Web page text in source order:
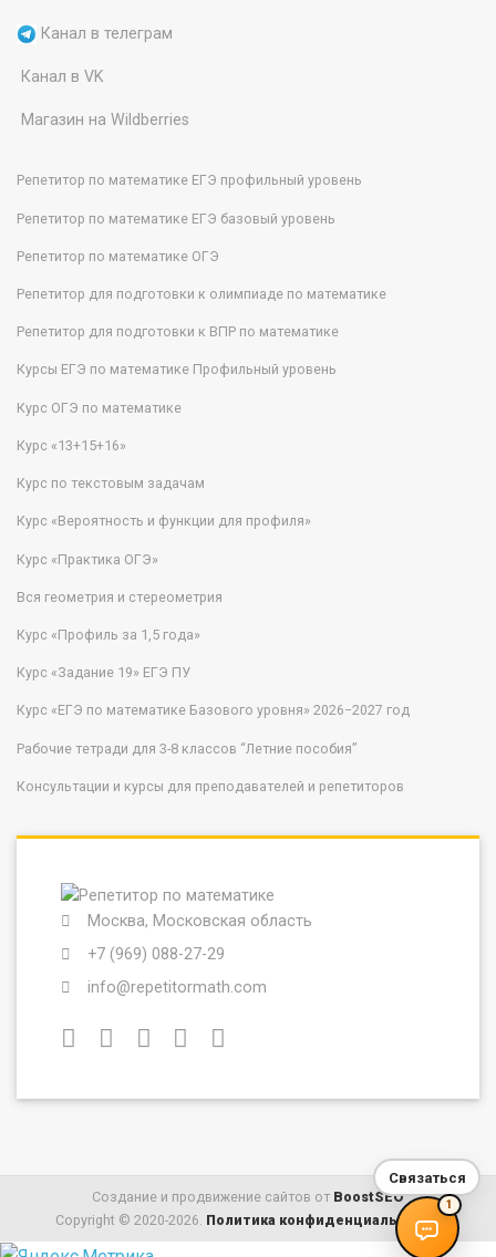
Канал в телеграм
Канал в VK
Магазин на Wildberries
Репетитор по математике ЕГЭ профильный уровень
Репетитор по математике ЕГЭ базовый уровень
Репетитор по математике ОГЭ
Репетитор для подготовки к олимпиаде по математике
Репетитор для подготовки к ВПР по математике
Курсы ЕГЭ по математике Профильный уровень
Курс ОГЭ по математике
Курс «13+15+16»
Курс по текстовым задачам
Курс «Вероятность и функции для профиля»
Курс «Практика ОГЭ»
Вся геометрия и стереометрия
Курс «Профиль за 1,5 года»
Курс «Задание 19» ЕГЭ ПУ
Курс «ЕГЭ по математике Базового уровня» 2026−2027 год
Рабочие тетради для 3-8 классов “Летние пособия”
Консультации и курсы для преподавателей и репетиторов
Москва, Московская область
+7 (969) 088-27-29
info@repetitormath.com
Создание и продвижение сайтов от BoostSEO
Copyright © 2020-2026. Политика конфиденциальности
Связаться
1